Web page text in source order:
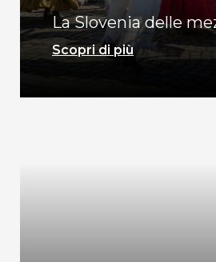
La Slovenia delle
Scopri di più